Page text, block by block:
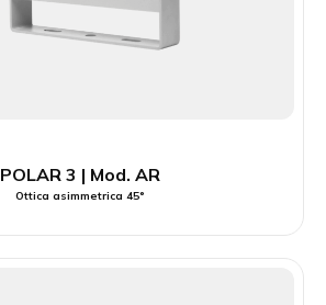
POLAR 3 | Mod. AR
Ottica asimmetrica 45°